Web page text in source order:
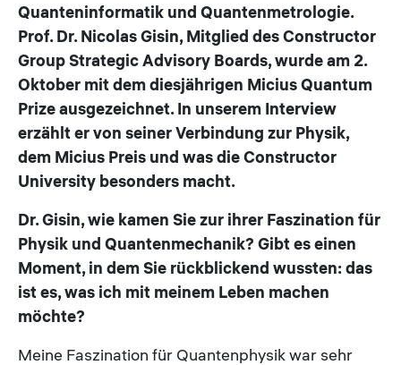
Quanteninformatik und Quantenmetrologie.
Prof. Dr. Nicolas Gisin, Mitglied des Constructor
Group Strategic Advisory Boards, wurde am 2.
Oktober mit dem diesjährigen Micius Quantum
Prize ausgezeichnet. In unserem Interview
erzählt er von seiner Verbindung zur Physik,
dem Micius Preis und was die Constructor
University besonders macht.
Dr. Gisin, wie kamen Sie zur ihrer Faszination für
Physik und Quantenmechanik? Gibt es einen
Moment, in dem Sie rückblickend wussten: das
ist es, was ich mit meinem Leben machen
möchte?
Meine Faszination für Quantenphysik war sehr